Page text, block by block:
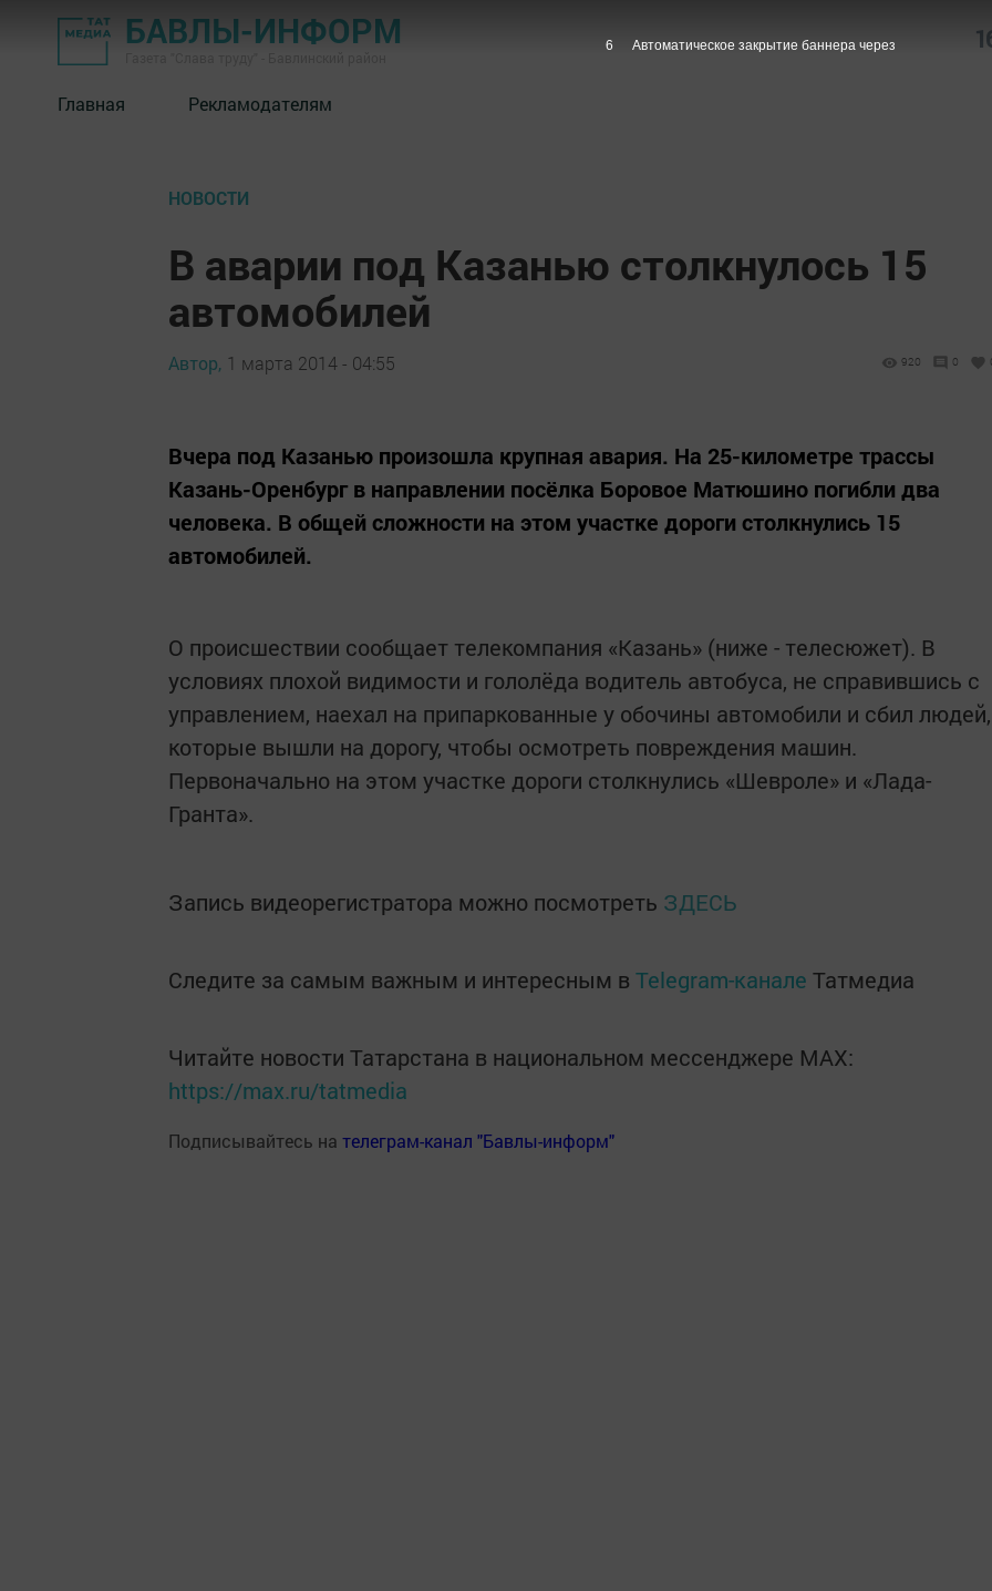
БАВЛЫ-ИНФОРМ
Главная Рекламодателям
НОВОСТИ
В аварии под Казанью столкнулось 15
автомобилей
Автор, 1 марта 2014 - 04:55 920 0
Вчера под Казанью произошла крупная авария. На 25-километре трассы
Казань-Оренбург в направлении посёлка Боровое Матюшино погибли два
человека. В общей сложности на этом участке дороги столкнулись 15
автомобилей.
О происшествии сообщает телекомпания «Казань» (ниже - телесюжет). В
условиях плохой видимости и гололёда водитель автобуса, не справившись с
управлением, наехал на припаркованные у обочины автомобили и сбил людей,
которые вышли на дорогу, чтобы осмотреть повреждения машин.
Первоначально на этом участке дороги столкнулись «Шевроле» и «Лада-
Гранта».
Запись видеорегистратора можно посмотреть ЗДЕСЬ
Следите за самым важным и интересным в Telegram-канале Татмедиа
Читайте новости Татарстана в национальном мессенджере MАХ:
https://max.ru/tatmedia
Подписывайтесь на телеграм-канал "Бавлы-информ"
5 Автоматическое закрытие баннера через